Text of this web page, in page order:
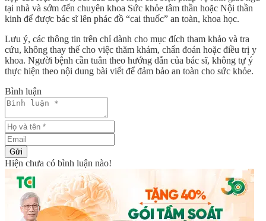
tại nhà và sớm đến chuyên khoa Sức khỏe tâm thần hoặc Nội thần
kinh để được bác sĩ lên phác đồ “cai thuốc” an toàn, khoa học.
Lưu ý, các thông tin trên chỉ dành cho mục đích tham khảo và tra
cứu, không thay thế cho việc thăm khám, chẩn đoán hoặc điều trị y
khoa. Người bệnh cần tuân theo hướng dẫn của bác sĩ, không tự ý
thực hiện theo nội dung bài viết để đảm bảo an toàn cho sức khỏe.
Bình luận
Gửi
Hiện chưa có bình luận nào!